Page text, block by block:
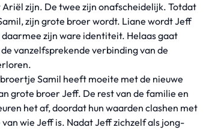
zijn. De twee zijn onafscheidelijk. Totdat
zijn grote broer wordt. Liane wordt Jeff
zijn ware identiteit. Helaas gaat
vanzelfsprekende verbinding van de
Samil heeft moeite met de nieuwe
grote broer Jeff. De rest van de familie en
het af, doordat hun waarden clashen met
van wie Jeff is. Nadat Jeff zichzelf als jong-